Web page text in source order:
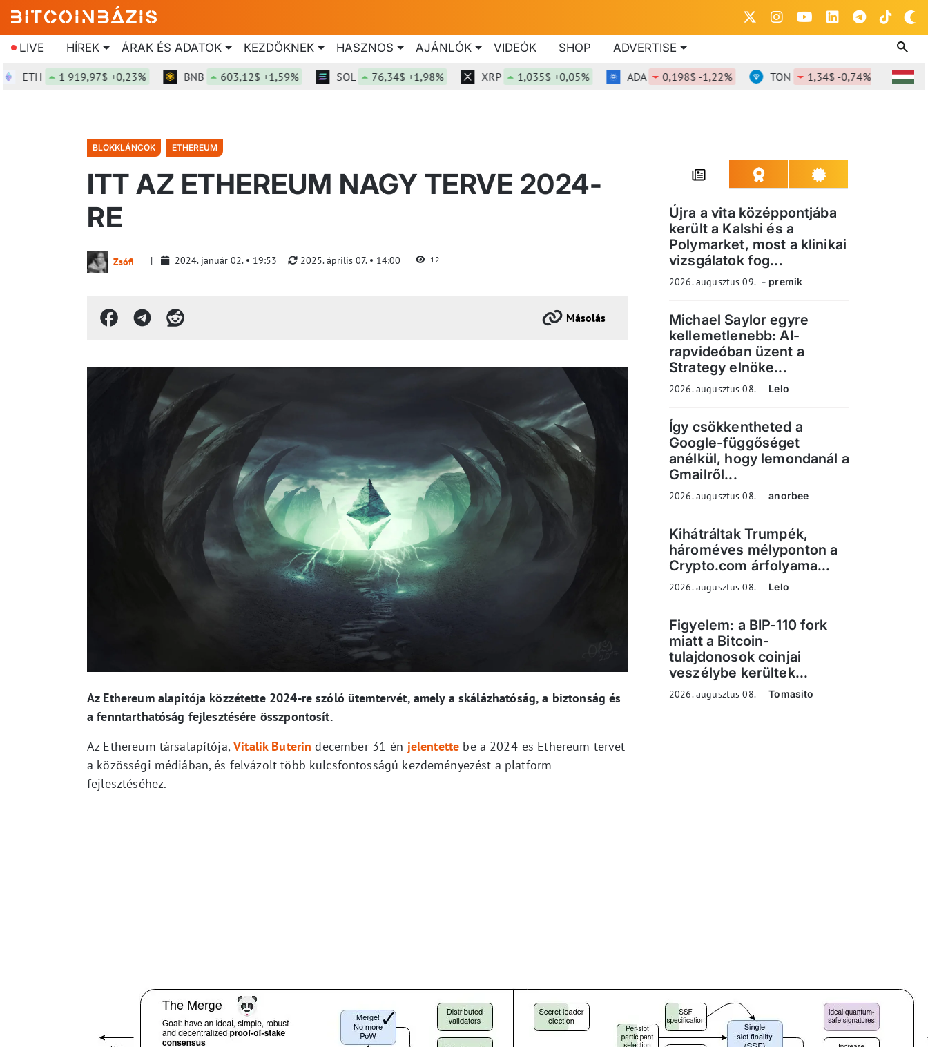
LIVE HÍREK ÁRAK ÉS ADATOK KEZDŐKNEK HASZNOS AJÁNLÓK VIDEÓK SHOP ADVERTISE
1 919,97$ +0,23% BNB 603,12$ +1,59% SOL 76,34$ +1,98% XRP 1,035$ +0,05% ADA 0,198$ -1,22% TON 1,34$ -0,74% DOT
BLOKKLÁNCOK ETHEREUM
ITT AZ ETHEREUM NAGY TERVE 2024-
RE
Zsófi 2024. január 02. 19:53 2025. április 07. 14:00 12
Másolás
Az Ethereum alapítója közzétette 2024-re szóló ütemtervét, amely a skálázhatóság, a biztonság és
a fenntarthatóság fejlesztésére összpontosít.
Az Ethereum társalapítója,Vitalik Buterin december 31-én jelentette be a 2024-es Ethereum tervet
a közösségi médiában, és felvázolt több kulcsfontosságú kezdeményezést a platform
fejlesztéséhez.
Újra a vita középpontjába
került a Kalshi és a
Polymarket, most a klinikai
vizsgálatok fog...
2026. augusztus 09. premik
Michael Saylor egyre
kellemetlenebb: AI-
rapvideóban üzent a
Strategy elnöke...
2026. augusztus 08. Lelo
Így csökkentheted a
Google-függőséget
anélkül, hogy lemondanál a
Gmailről...
2026. augusztus 08. anorbee
Kihátráltak Trumpék,
hároméves mélyponton a
Crypto.com árfolyama...
2026. augusztus 08. Lelo
Figyelem: a BIP-110 fork
miatt a Bitcoin-
tulajdonosok coinjai
veszélybe kerültek...
2026. augusztus 08. Tomasito